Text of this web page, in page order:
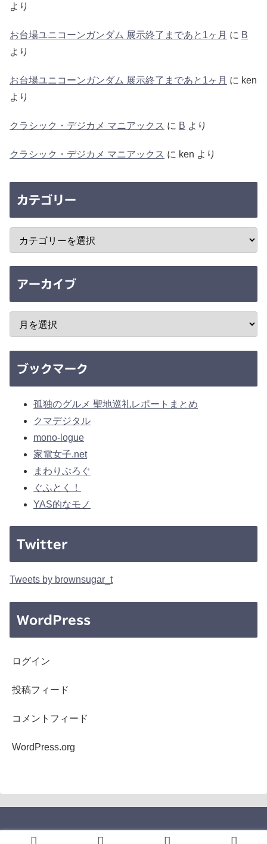
より
お台場ユニコーンガンダム 展示終了まであと1ヶ月 に B
より
お台場ユニコーンガンダム 展示終了まであと1ヶ月 に ken
より
クラシック・デジカメ マニアックス に B より
クラシック・デジカメ マニアックス に ken より
カテゴリー
アーカイブ
ブックマーク
孤独のグルメ 聖地巡礼レポートまとめ
クマデジタル
mono-logue
家電女子.net
まわりぶろぐ
ぐふとく！
YAS的なモノ
Twitter
Tweets by brownsugar_t
WordPress
ログイン
投稿フィード
コメントフィード
WordPress.org